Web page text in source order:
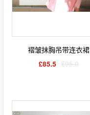
褶皱抹胸吊带连衣裙
£85.5 £95.0